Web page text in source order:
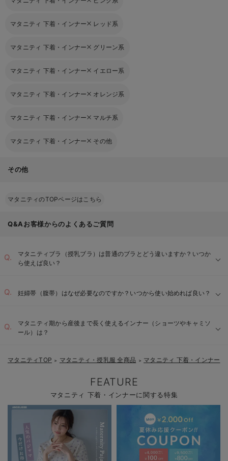
マタニティ 下着・インナー レッド系
マタニティ 下着・インナー グリーン系
マタニティ 下着・インナー イエロー系
マタニティ 下着・インナー オレンジ系
マタニティ 下着・インナー マルチ系
マタニティ 下着・インナー その他
その他
マタニティのTOPページはこちら
Q&Aお客様からのよくあるご質問
マタニティブラ（授乳ブラ）は普通のブラとどう違いますか？いつか
ら使えば良い？
妊婦帯（腹帯）はなぜ必要なのですか？いつから使い始めれば良い？
マタニティ期から産後まで長く使えるインナー（ショーツやキャミソ
ール）は？
マタニティTOP ＞ マタニティ・授乳服 全商品 ＞ マタニティ 下着・インナー
FEATURE
マタニティ 下着・インナーに関する特集